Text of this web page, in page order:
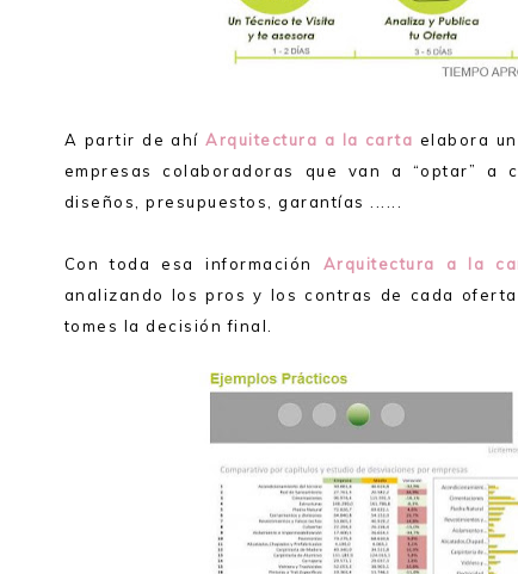
A partir de ahíArquitectura a la carta elabora
empresas colaboradoras que van a “optar”
diseños, presupuestos, garantías ......
Con toda esa información Arquitectura a la
analizando los pros y los contras de cada
tomes la decisión final.